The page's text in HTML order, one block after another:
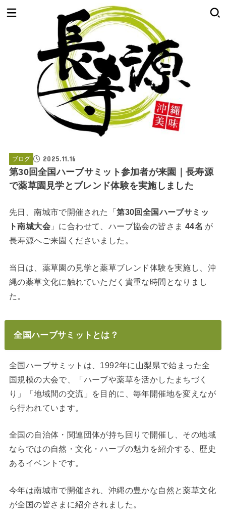
ブログ 2025.11.16
第30回全国ハーブサミット参加者が来園｜長寿源
で薬草園見学とブレンド体験を実施しました
先日、南城市で開催された「第30回全国ハーブサミッ
ト南城大会」に合わせて、ハーブ協会の皆さま 44名 が
長寿源へご来園くださいました。
当日は、薬草園の見学と薬草ブレンド体験を実施し、沖
縄の薬草文化に触れていただく貴重な時間となりまし
た。
全国ハーブサミットとは？
全国ハーブサミットは、1992年に山梨県で始まった全
国規模の大会で、「ハーブや薬草を活かしたまちづく
り」「地域間の交流」を目的に、毎年開催地を変えなが
ら行われています。
全国の自治体・関連団体が持ち回りで開催し、その地域
ならではの自然・文化・ハーブの魅力を紹介する、歴史
あるイベントです。
今年は南城市で開催され、沖縄の豊かな自然と薬草文化
が全国の皆さまに紹介されました。